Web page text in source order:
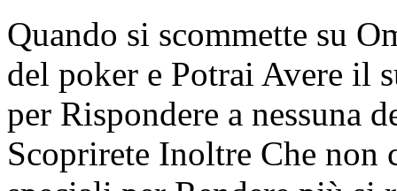
Quando si scommette su
del poker e Potrai Avere il
per Rispondere a nessuna
Scoprirete Inoltre Che